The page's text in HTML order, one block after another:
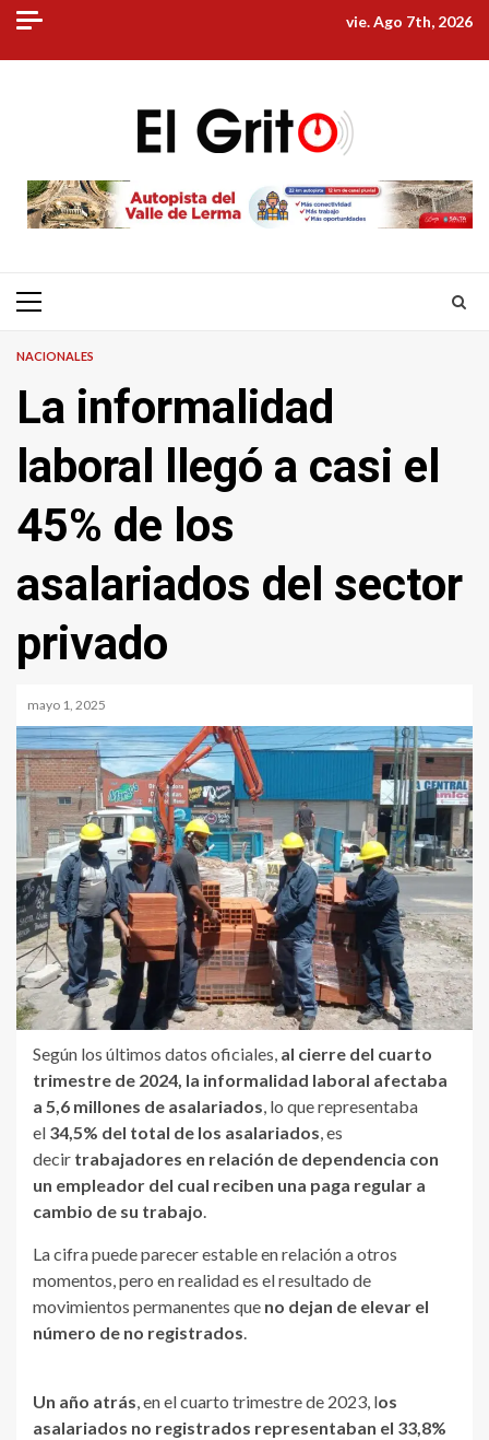
Skip
content
vie. Ago 7th, 2026
Primary
NACIONALES
La informalidad
laboral llegó a casi el
45% de los
asalariados del sector
privado
mayo 1, 2025
Según los últimos datos oficiales, al cierre del cuarto
trimestre de 2024, la informalidad laboral afectaba
a 5,6 millones de asalariados, lo que representaba
el 34,5% del total de los asalariados, es
decir trabajadores en relación de dependencia con
un empleador del cual reciben una paga regular a
cambio de su trabajo.
La cifra puede parecer estable en relación a otros
momentos, pero en realidad es el resultado de
movimientos permanentes que no dejan de elevar el
número de no registrados.
Un año atrás, en el cuarto trimestre de 2023, los
asalariados no registrados representaban el 33,8%